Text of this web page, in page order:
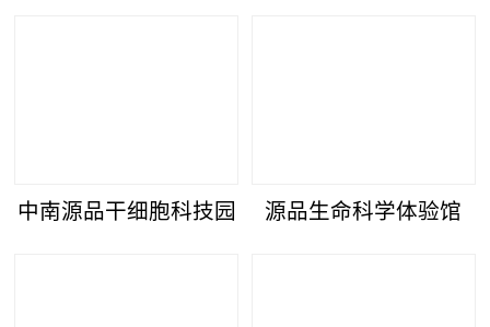
中南源品干细胞科技园 源品生命科学体验馆